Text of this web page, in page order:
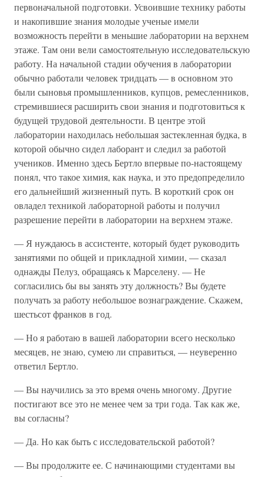
первоначальной подготовки. Усвоившие технику работы
и накопившие знания молодые ученые имели
возможность перейти в меньшие лаборатории на верхнем
этаже. Там они вели самостоятельную исследовательскую
работу. На начальной стадии обучения в лаборатории
обычно работали человек тридцать — в основном это
были сыновья промышленников, купцов, ремесленников,
стремившиеся расширить свои знания и подготовиться к
будущей трудовой деятельности. В центре этой
лаборатории находилась небольшая застекленная будка, в
которой обычно сидел лаборант и следил за работой
учеников. Именно здесь Бертло впервые по-настоящему
понял, что такое химия, как наука, и это предопределило
его дальнейший жизненный путь. В короткий срок он
овладел техникой лабораторной работы и получил
разрешение перейти в лаборатории на верхнем этаже.
— Я нуждаюсь в ассистенте, который будет руководить
занятиями по общей и прикладной химии, — сказал
однажды Пелуз, обращаясь к Марселену. — Не
согласились бы вы занять эту должность? Вы будете
получать за работу небольшое вознаграждение. Скажем,
шестьсот франков в год.
— Но я работаю в вашей лаборатории всего несколько
месяцев, не знаю, сумею ли справиться, — неуверенно
ответил Бертло.
— Вы научились за это время очень многому. Другие
постигают все это не менее чем за три года. Так как же,
вы согласны?
— Да. Но как быть с исследовательской работой?
— Вы продолжите ее. С начинающими студентами вы